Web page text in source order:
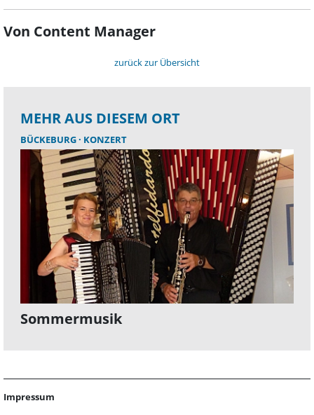
Von Content Manager
zurück zur Übersicht
MEHR AUS DIESEM ORT
BÜCKEBURG KONZERT
Sommermusik
Impressum